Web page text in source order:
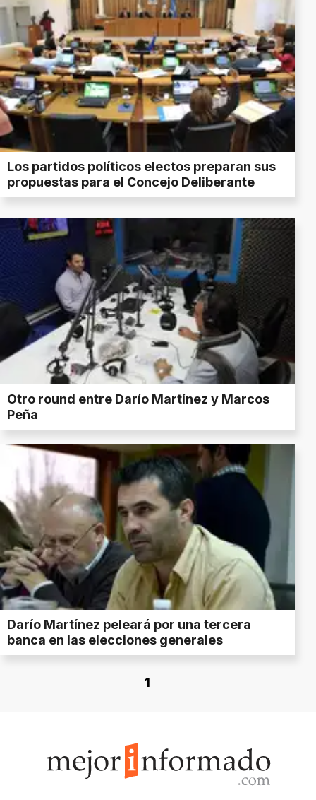
Los partidos políticos electos preparan sus
propuestas para el Concejo Deliberante
Otro round entre Darío Martínez y Marcos
Peña
Darío Martínez peleará por una tercera
banca en las elecciones generales
1